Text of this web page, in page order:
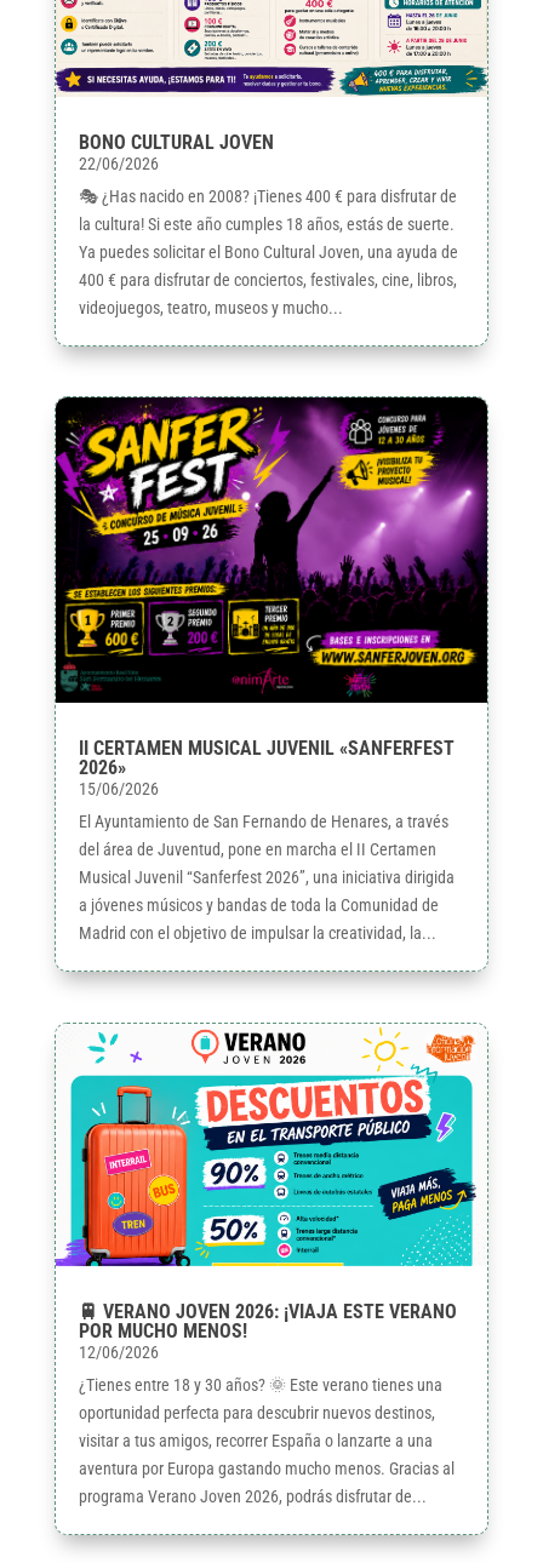
BONO CULTURAL JOVEN
22/06/2026
🎭 ¿Has nacido en 2008? ¡Tienes 400 € para disfrutar de
la cultura! Si este año cumples 18 años, estás de suerte.
Ya puedes solicitar el Bono Cultural Joven, una ayuda de
400 € para disfrutar de conciertos, festivales, cine, libros,
videojuegos, teatro, museos y mucho...
II CERTAMEN MUSICAL JUVENIL «SANFERFEST
2026»
15/06/2026
El Ayuntamiento de San Fernando de Henares, a través
del área de Juventud, pone en marcha el II Certamen
Musical Juvenil “Sanferfest 2026”, una iniciativa dirigida
a jóvenes músicos y bandas de toda la Comunidad de
Madrid con el objetivo de impulsar la creatividad, la...
🚆 VERANO JOVEN 2026: ¡VIAJA ESTE VERANO
POR MUCHO MENOS!
12/06/2026
¿Tienes entre 18 y 30 años? 🌞 Este verano tienes una
oportunidad perfecta para descubrir nuevos destinos,
visitar a tus amigos, recorrer España o lanzarte a una
aventura por Europa gastando mucho menos. Gracias al
programa Verano Joven 2026, podrás disfrutar de...